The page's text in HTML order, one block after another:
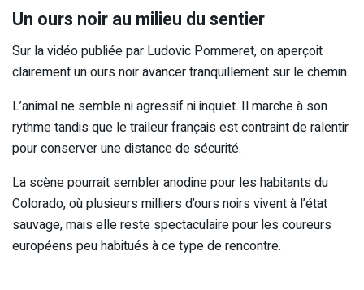
Un ours noir au milieu du sentier
Sur la vidéo publiée par Ludovic Pommeret, on aperçoit
clairement un ours noir avancer tranquillement sur le chemin.
L’animal ne semble ni agressif ni inquiet. Il marche à son
rythme tandis que le traileur français est contraint de ralentir
pour conserver une distance de sécurité.
La scène pourrait sembler anodine pour les habitants du
Colorado, où plusieurs milliers d’ours noirs vivent à l’état
sauvage, mais elle reste spectaculaire pour les coureurs
européens peu habitués à ce type de rencontre.